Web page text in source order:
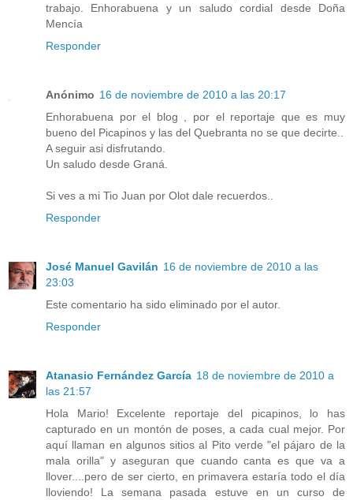
trabajo. Enhorabuena y un saludo cordial desde Doña
Mencía
Responder
Anónimo 16 de noviembre de 2010 a las 20:17
Enhorabuena por el blog , por el reportaje que es muy
bueno del Picapinos y las del Quebranta no se que decirte..
A seguir asi disfrutando.
Un saludo desde Graná.
Si ves a mi Tio Juan por Olot dale recuerdos..
Responder
José Manuel Gavilán 16 de noviembre de 2010 a las
23:03
Este comentario ha sido eliminado por el autor.
Responder
Atanasio Fernández García 18 de noviembre de 2010 a
las 21:57
Hola Mario! Excelente reportaje del picapinos, lo has
capturado en un montón de poses, a cada cual mejor. Por
aquí llaman en algunos sitios al Pito verde "el pájaro de la
mala orilla" y aseguran que cuando canta es que va a
llover....pero de ser cierto, en primavera estaría todo el día
lloviendo! La semana pasada estuve en un curso de